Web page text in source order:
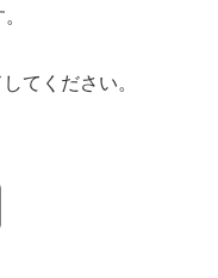
てください。